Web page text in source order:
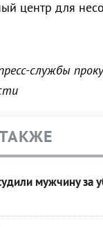
центр для
службы
мужчину за